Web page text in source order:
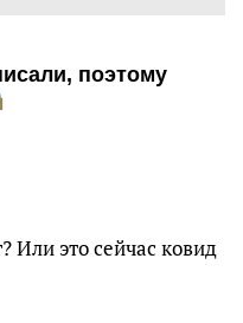
поэтому
Или это сейчас ковид